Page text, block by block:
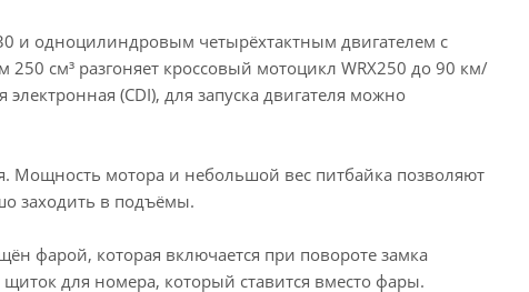
и одноцилиндровым четырёхтактным двигателем с
см³ разгоняет кроссовый мотоцикл WRX250 до 90 км/
(CDI), для запуска двигателя можно
мотора и небольшой вес питбайка позволяют
заходить в подъёмы.
фарой, которая включается при повороте замка
для номера, который ставится вместо фары.